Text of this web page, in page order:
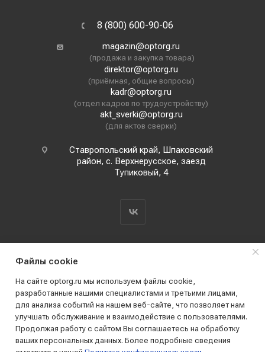
8 (800) 600-90-06
magazin@optorg.ru
(продажа и закупка товара)
direktor@optorg.ru
(приёмная, общие вопросы)
kadr@optorg.ru
(отдел кадров по трудоустройству)
akt_sverki@optorg.ru
(для актов сверки)
Ставропольский край, Шпаковский
район, с. Верхнерусское, заезд
Тупиковый, 4
2019 - 2026 © АО КПК "Ставропольстройопторг"
Все права защищены
Файлы cookie
На сайте optorg.ru мы используем файлы cookie,
разработанные нашими специалистами и третьими лицами,
для анализа событий на нашем веб-сайте, что позволяет нам
улучшать обслуживание и взаимодействие с пользователями.
Продолжая работу с сайтом Вы соглашаетесь на обработку
ваших персональных данных. Более подробные сведения